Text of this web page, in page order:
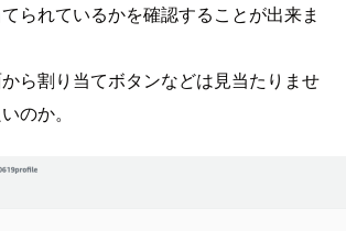
られているかを確認することが出来ま
ら割り当てボタンなどは見当たりませ
のか。